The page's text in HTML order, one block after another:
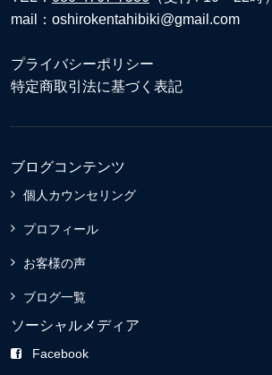
mail：oshirokentahibiki@gmail.com
プライバシーポリシー
特定商取引法に基づく表記
ブログコンテンツ
個人カウンセリング
プロフィール
お客様の声
ブログ一覧
ソーシャルメディア
Facebook